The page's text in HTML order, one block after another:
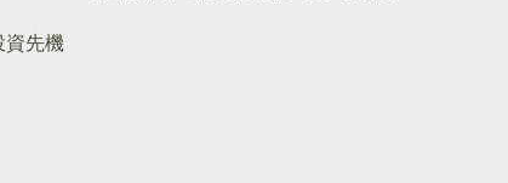
資先機